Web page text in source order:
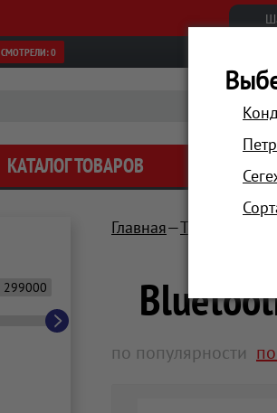
СМОТРЕЛИ:0
КАТАЛОГ ТОВАРОВ АКЦИИ
Главная Телевизоры,
по популярности